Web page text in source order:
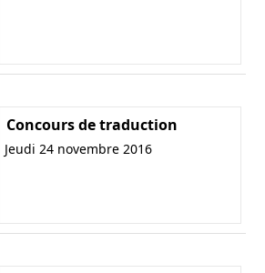
Concours de traduction
Jeudi 24 novembre 2016